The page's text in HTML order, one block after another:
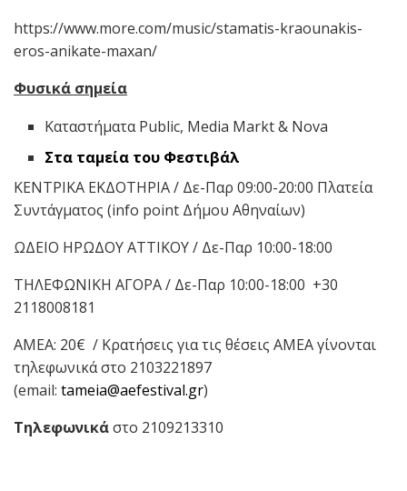
https://www.more.com/music/stamatis-kraounakis-
eros-anikate-maxan/
Φυσικά σημεία
Καταστήματα Public, Media Markt & Nova
Στα ταμεία του Φεστιβάλ
ΚΕΝΤΡΙΚΑ ΕΚΔΟΤΗΡΙΑ / Δε-Παρ 09:00-20:00 Πλατεία
Συντάγματος (info point Δήμου Αθηναίων)
ΩΔΕΙΟ ΗΡΩΔΟΥ ΑΤΤΙΚΟΥ / Δε-Παρ 10:00-18:00
ΤΗΛΕΦΩΝΙΚΗ ΑΓΟΡΑ / Δε-Παρ 10:00-18:00 +30
2118008181
ΑΜΕΑ: 20€ / Κρατήσεις για τις θέσεις ΑΜΕΑ γίνονται
τηλεφωνικά στο 2103221897
(email: tameia@aefestival.gr)
Τηλεφωνικάστο 2109213310